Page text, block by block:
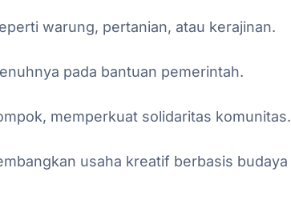
warung, pertanian, atau kerajinan.
pada bantuan pemerintah.
memperkuat solidaritas komunitas.
usaha kreatif berbasis budaya